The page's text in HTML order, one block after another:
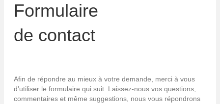
Formulaire
de contact
Afin de répondre au mieux à votre demande, merci à vous
d’utiliser le formulaire qui suit. Laissez-nous vos questions,
commentaires et même suggestions, nous vous répondrons